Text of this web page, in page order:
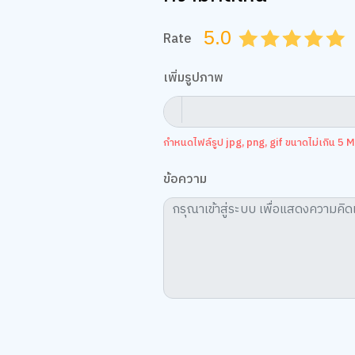
Rate 5.0 4.5
4.0
3.5
3.0
2.5
2.0
1.5
1.0
0.5
เพิ่มรูปภาพ
กำหนดไฟล์รูป jpg, png, gif ขนาดไม่เกิน 5
ข้อความ